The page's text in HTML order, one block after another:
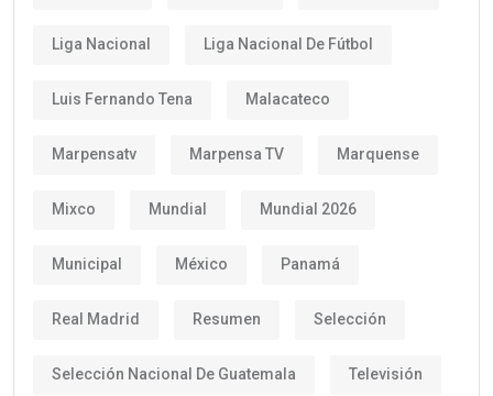
Liga Nacional Liga Nacional De Fútbol
Luis Fernando Tena Malacateco
Marpensatv Marpensa TV Marquense
Mixco Mundial Mundial 2026
Municipal México Panamá
Real Madrid Resumen Selección
Selección Nacional De Guatemala Televisión